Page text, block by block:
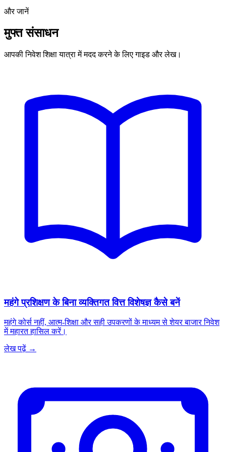
और जानें
मुफ्त संसाधन
आपकी निवेश शिक्षा यात्रा में मदद करने के लिए गाइड और लेख।
महंगे प्रशिक्षण के बिना व्यक्तिगत वित्त विशेषज्ञ कैसे बनें
महंगे कोर्स नहीं, आत्म-शिक्षा और सही उपकरणों के माध्यम से शेयर बाजार निवेश
में महारत हासिल करें।
लेख पढ़ें →